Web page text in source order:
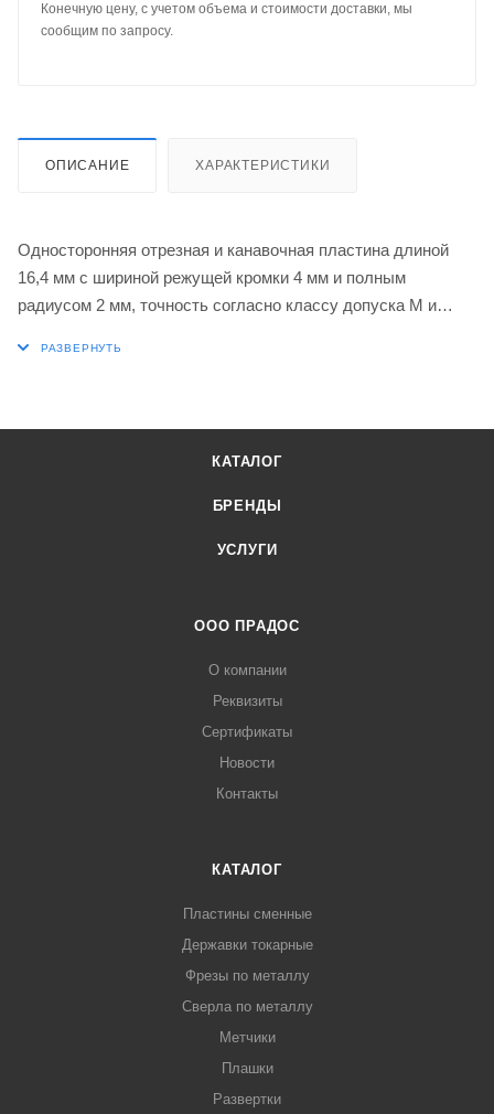
Конечную цену, с учетом объема и стоимости доставки, мы
сообщим по запросу.
ОПИСАНИЕ ХАРАКТЕРИСТИКИ
Односторонняя отрезная и канавочная пластина длиной
16,4 мм с шириной режущей кромки 4 мм и полным
радиусом 2 мм, точность согласно классу допуска M и
КАТАЛОГ
БРЕНДЫ
УСЛУГИ
ООО ПРАДОС
О компании
Реквизиты
Сертификаты
Новости
Контакты
КАТАЛОГ
Пластины сменные
Державки токарные
Фрезы по металлу
Сверла по металлу
Метчики
Плашки
Развертки